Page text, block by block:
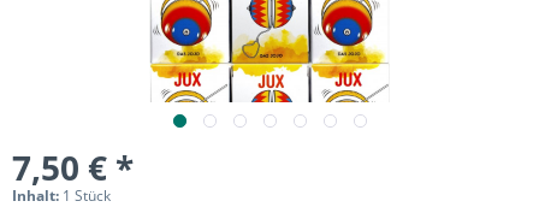
7,50 € *
Inhalt: 1 Stück